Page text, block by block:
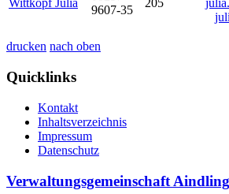
Wittkopf Julia
9607-35
205
drucken nach oben
Quicklinks
Kontakt
Inhaltsverzeichnis
Impressum
Datenschutz
Verwaltungsgemeinschaft Aindling